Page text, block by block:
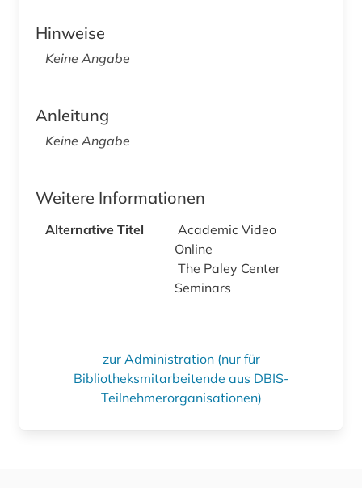
Hinweise
Keine Angabe
Anleitung
Keine Angabe
Weitere Informationen
Alternative Titel
Academic Video
Online
The Paley Center
Seminars
zur Administration (nur für
Bibliotheksmitarbeitende aus DBIS-
Teilnehmerorganisationen)